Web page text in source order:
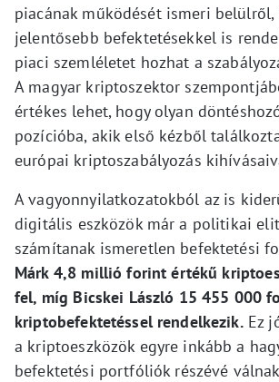
piacának működését ismeri belülről,
jelentősebb befektetésekkel is
piaci szemléletet hozhat a
A magyar kriptoszektor
értékes lehet, hogy olyan
pozícióba, akik első kézből
európai kriptoszabályozás
A vagyonnyilatkozatokból az is
digitális eszközök már a politikai
számítanak ismeretlen befektetési
Márk 4,8 millió forint értékű
fel, míg Bicskei László 15 455 000
kriptobefektetéssel rendelkezik.Ez
a kriptoeszközök egyre inkább a
befektetési portfóliók részévé válnak